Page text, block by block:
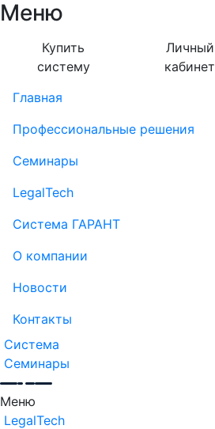
Меню
Купить
систему
Личный
кабинет
Главная
Профессиональные решения
Семинары
LegalTech
Система ГАРАНТ
О компании
Новости
Контакты
Система
Семинары
Меню
LegalTech